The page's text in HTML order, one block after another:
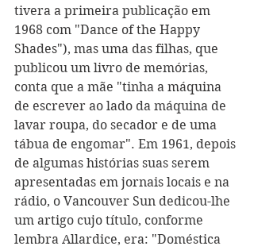
tivera a primeira publicação em
1968 com "Dance of the Happy
Shades"), mas uma das filhas, que
publicou um livro de memórias,
conta que a mãe "tinha a máquina
de escrever ao lado da máquina de
lavar roupa, do secador e de uma
tábua de engomar". Em 1961, depois
de algumas histórias suas serem
apresentadas em jornais locais e na
rádio, o Vancouver Sun dedicou-lhe
um artigo cujo título, conforme
lembra Allardice, era: "Doméstica